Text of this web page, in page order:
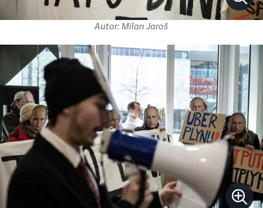
Autor: Milan Jaroš